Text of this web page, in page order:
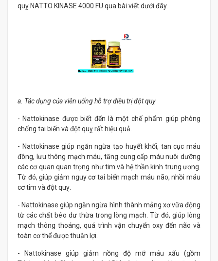
quỵ NATTO KINASE 4000 FU qua bài viết dưới đây.
a. Tác dụng của viên uống hỗ trợ điều trị đột quỵ
- Nattokinase được biết đến là một chế phẩm giúp phòng
chống tai biến và đột quỵ rất hiệu quả.
- Nattokinase giúp ngăn ngừa tạo huyết khối, tan cục máu
đông, lưu thông mạch máu, tăng cung cấp máu nuôi dưỡng
các cơ quan quan trọng như tim và hệ thần kinh trung ương.
Từ đó, giúp giảm nguy cơ tai biến mạch máu não, nhồi máu
cơ tim và đột quỵ.
- Nattokinase giúp ngăn ngừa hình thành mảng xơ vữa động
từ các chất béo dư thừa trong lòng mạch. Từ đó, giúp lòng
mạch thông thoáng, quá trình vận chuyển oxy đến não và
toàn cơ thể được thuận lợi.
- Nattokinase giúp giảm nồng độ mỡ máu xấu (gồm